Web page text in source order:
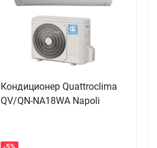
Кондиционер Quattroclima
QV/QN-NA18WA Napoli